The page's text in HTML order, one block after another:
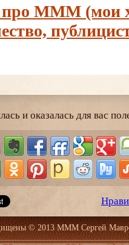
про МММ (мои
и оказалась для вас
© 2013 МММ Сергей